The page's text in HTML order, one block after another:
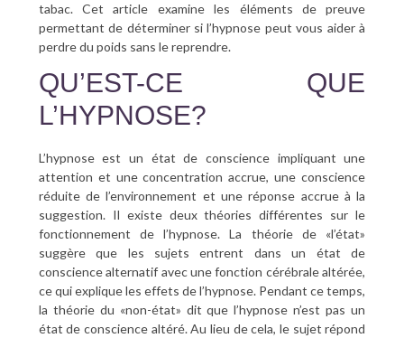
tabac. Cet article examine les éléments de preuve
permettant de déterminer si l’hypnose peut vous aider à
perdre du poids sans le reprendre.
QU’EST-CE QUE
L’HYPNOSE?
L’hypnose est un état de conscience impliquant une
attention et une concentration accrue, une conscience
réduite de l’environnement et une réponse accrue à la
suggestion. Il existe deux théories différentes sur le
fonctionnement de l’hypnose. La théorie de «l’état»
suggère que les sujets entrent dans un état de
conscience alternatif avec une fonction cérébrale altérée,
ce qui explique les effets de l’hypnose. Pendant ce temps,
la théorie du «non-état» dit que l’hypnose n’est pas un
état de conscience altéré. Au lieu de cela, le sujet répond